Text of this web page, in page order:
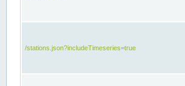
/stations.json?includeTimeseries=true